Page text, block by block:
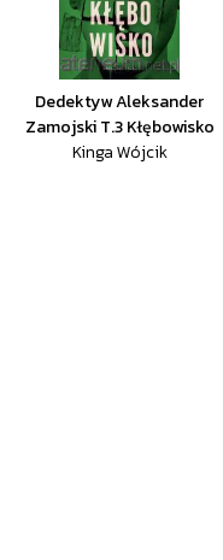
Dedektyw Aleksander
Zamojski T.3 Kłębowisko
Kinga Wójcik